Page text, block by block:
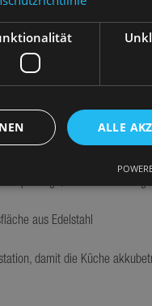
Küche ist aus robusten,
mit strombetriebenem
Kochfeld
welche mit
aus Edelstahl
damit die Küche
ALLE